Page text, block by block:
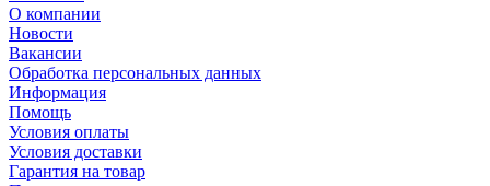
О компании
Новости
Вакансии
Обработка персональных данных
Информация
Помощь
Условия оплаты
Условия доставки
Гарантия на товар